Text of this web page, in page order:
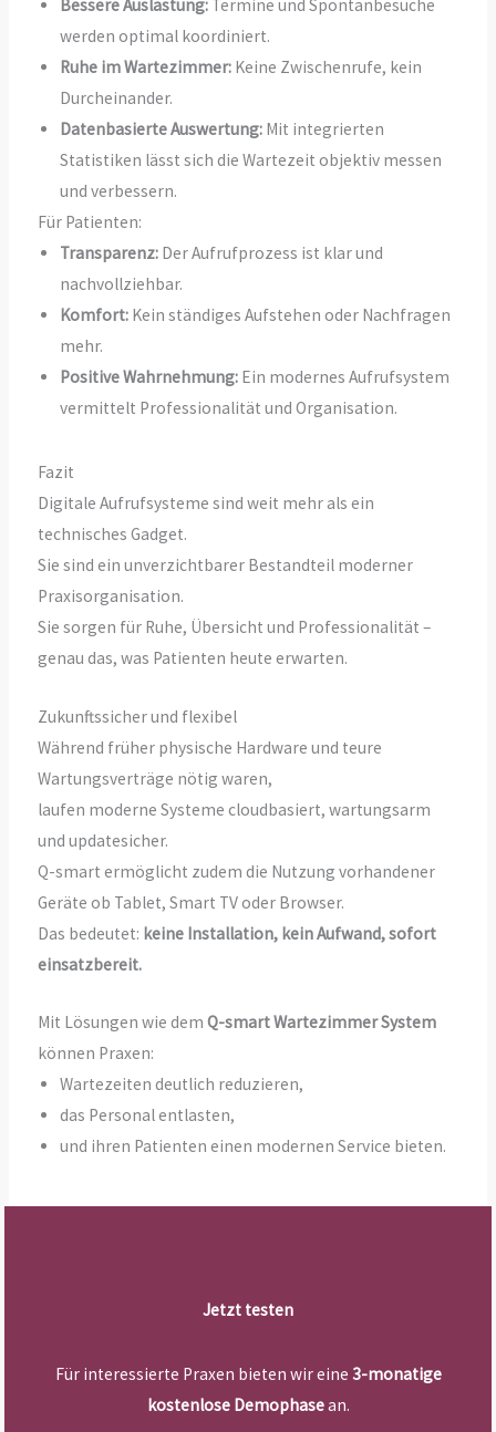
Bessere Auslastung:Termine und Spontanbesuche
werden optimal koordiniert.
Ruhe im Wartezimmer:Keine Zwischenrufe, kein
Durcheinander.
Datenbasierte Auswertung:Mit integrierten
Statistiken lässt sich die Wartezeit objektiv messen
und verbessern.
Für Patienten:
Transparenz:Der Aufrufprozess ist klar und
nachvollziehbar.
Komfort:Kein ständiges Aufstehen oder Nachfragen
mehr.
Positive Wahrnehmung:Ein modernes Aufrufsystem
vermittelt Professionalität und Organisation.
Fazit
Digitale Aufrufsysteme sind weit mehr als ein
technisches Gadget.
Sie sind ein unverzichtbarer Bestandteil moderner
Praxisorganisation.
Sie sorgen für Ruhe, Übersicht und Professionalität –
genau das, was Patienten heute erwarten.
Zukunftssicher und flexibel
Während früher physische Hardware und teure
Wartungsverträge nötig waren,
laufen moderne Systeme cloudbasiert, wartungsarm
und updatesicher.
Q-smart ermöglicht zudem die Nutzung vorhandener
Geräte ob Tablet, Smart TV oder Browser.
Das bedeutet: keine Installation, kein Aufwand, sofort
einsatzbereit.
Mit Lösungen wie dem Q-smart Wartezimmer System
können Praxen:
Wartezeiten deutlich reduzieren,
das Personal entlasten,
und ihren Patienten einen modernen Service bieten.
Jetzt testen
Für interessierte Praxen bieten wir eine 3-monatige
kostenlose Demophasean.